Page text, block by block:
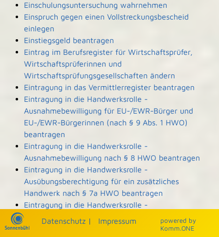
Einschulungsuntersuchung wahrnehmen
Einspruch gegen einen Vollstreckungsbescheid
einlegen
Einstiegsgeld beantragen
Eintrag im Berufsregister für Wirtschaftsprüfer,
Wirtschaftsprüferinnen und
Wirtschaftsprüfungsgesellschaften ändern
Eintragung in das Vermittlerregister beantragen
Eintragung in die Handwerksrolle -
Ausnahmebewilligung für EU-/EWR-Bürger und
EU-/EWR-Bürgerinnen (nach § 9 Abs. 1 HWO)
beantragen
Eintragung in die Handwerksrolle -
Ausnahmebewilligung nach § 8 HWO beantragen
Eintragung in die Handwerksrolle -
Ausübungsberechtigung für ein zusätzliches
Handwerk nach § 7a HWO beantragen
Eintragung in die Handwerksrolle -
Ausübungsberechtigung nach § 7b HWO
beantragen
powered by
Komm.ONE
Datenschutz | Impressum